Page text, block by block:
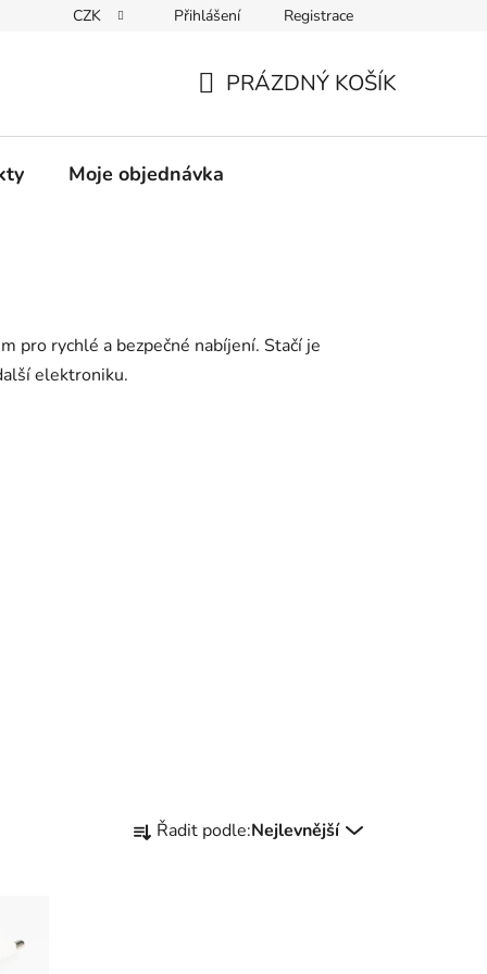
CZK Přihlášení Registrace
KOŠÍK
PRÁZDNÝ KOŠÍK
Moje objednávka
pro rychlé a bezpečné nabíjení. Stačí je
elektroniku.
a Řadit podle:Nejlevnější